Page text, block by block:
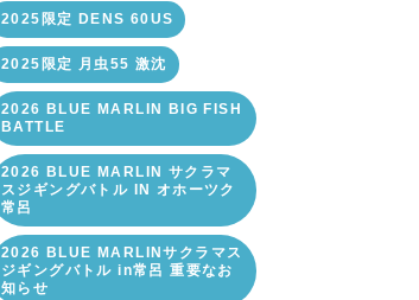
2025限定 DENS 60US
2025限定 月虫55 激沈
2026 BLUE MARLIN BIG FISH
BATTLE
2026 BLUE MARLIN サクラマ
スジギングバトル IN オホーツク
常呂
2026 BLUE MARLINサクラマス
ジギングバトル in常呂 重要なお
知らせ